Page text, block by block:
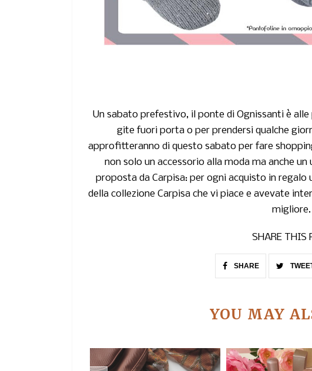
Un sabato prefestivo, il ponte di Ognissanti è
gite fuori porta o per prendersi qualche
approfitteranno di questo sabato per fare
non solo un accessorio alla moda ma anche
proposta da Carpisa: per ogni acquisto in regalo
della collezione Carpisa che vi piace e avevate
migliore.
SHARE THIS
SHARE
YOU MAY